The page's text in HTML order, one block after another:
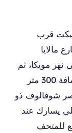
قرب
مالايا
تصل إلى نهر مويكا، ثم
انعطف يميناً على فونتانكا إمبانكمينت لمسافة 300 متر
يصبح قصر شوفالوف ذو
يسارك عند
للمتحف